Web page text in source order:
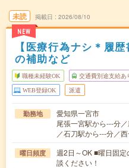
未読
NEW
掲載日 2026/08/10
【医療行為ナシ＊履
の補助など
職種未経験OK 交通費別途支給あ
WEB登録OK 派遣
勤務地
愛知県一宮市
尾張一宮駅から---分
／石刀駅から---分／
曜日頻度
週2日～OK ■曜日固
談ください！